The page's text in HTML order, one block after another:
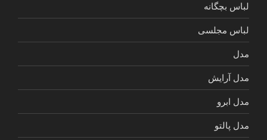
لباس بچگانه
لباس مجلسی
مدل
مدل آرایش
مدل ابرو
مدل پالتو